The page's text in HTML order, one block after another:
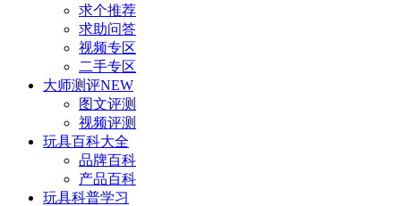
求个推荐
求助问答
视频专区
二手专区
大师测评NEW
图文评测
视频评测
玩具百科大全
品牌百科
产品百科
玩具科普学习